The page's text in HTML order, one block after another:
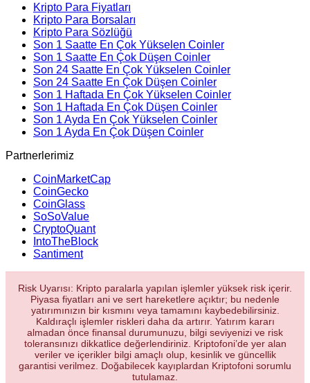
Kripto Para Fiyatları
Kripto Para Borsaları
Kripto Para Sözlüğü
Son 1 Saatte En Çok Yükselen Coinler
Son 1 Saatte En Çok Düşen Coinler
Son 24 Saatte En Çok Yükselen Coinler
Son 24 Saatte En Çok Düşen Coinler
Son 1 Haftada En Çok Yükselen Coinler
Son 1 Haftada En Çok Düşen Coinler
Son 1 Ayda En Çok Yükselen Coinler
Son 1 Ayda En Çok Düşen Coinler
Partnerlerimiz
CoinMarketCap
CoinGecko
CoinGlass
SoSoValue
CryptoQuant
IntoTheBlock
Santiment
Risk Uyarısı: Kripto paralarla yapılan işlemler yüksek risk içerir.
Piyasa fiyatları ani ve sert hareketlere açıktır; bu nedenle
yatırımınızın bir kısmını veya tamamını kaybedebilirsiniz.
Kaldıraçlı işlemler riskleri daha da artırır. Yatırım kararı
almadan önce finansal durumunuzu, bilgi seviyenizi ve risk
toleransınızı dikkatlice değerlendiriniz. Kriptofoni’de yer alan
veriler ve içerikler bilgi amaçlı olup, kesinlik ve güncellik
garantisi verilmez. Doğabilecek kayıplardan Kriptofoni sorumlu
tutulamaz.